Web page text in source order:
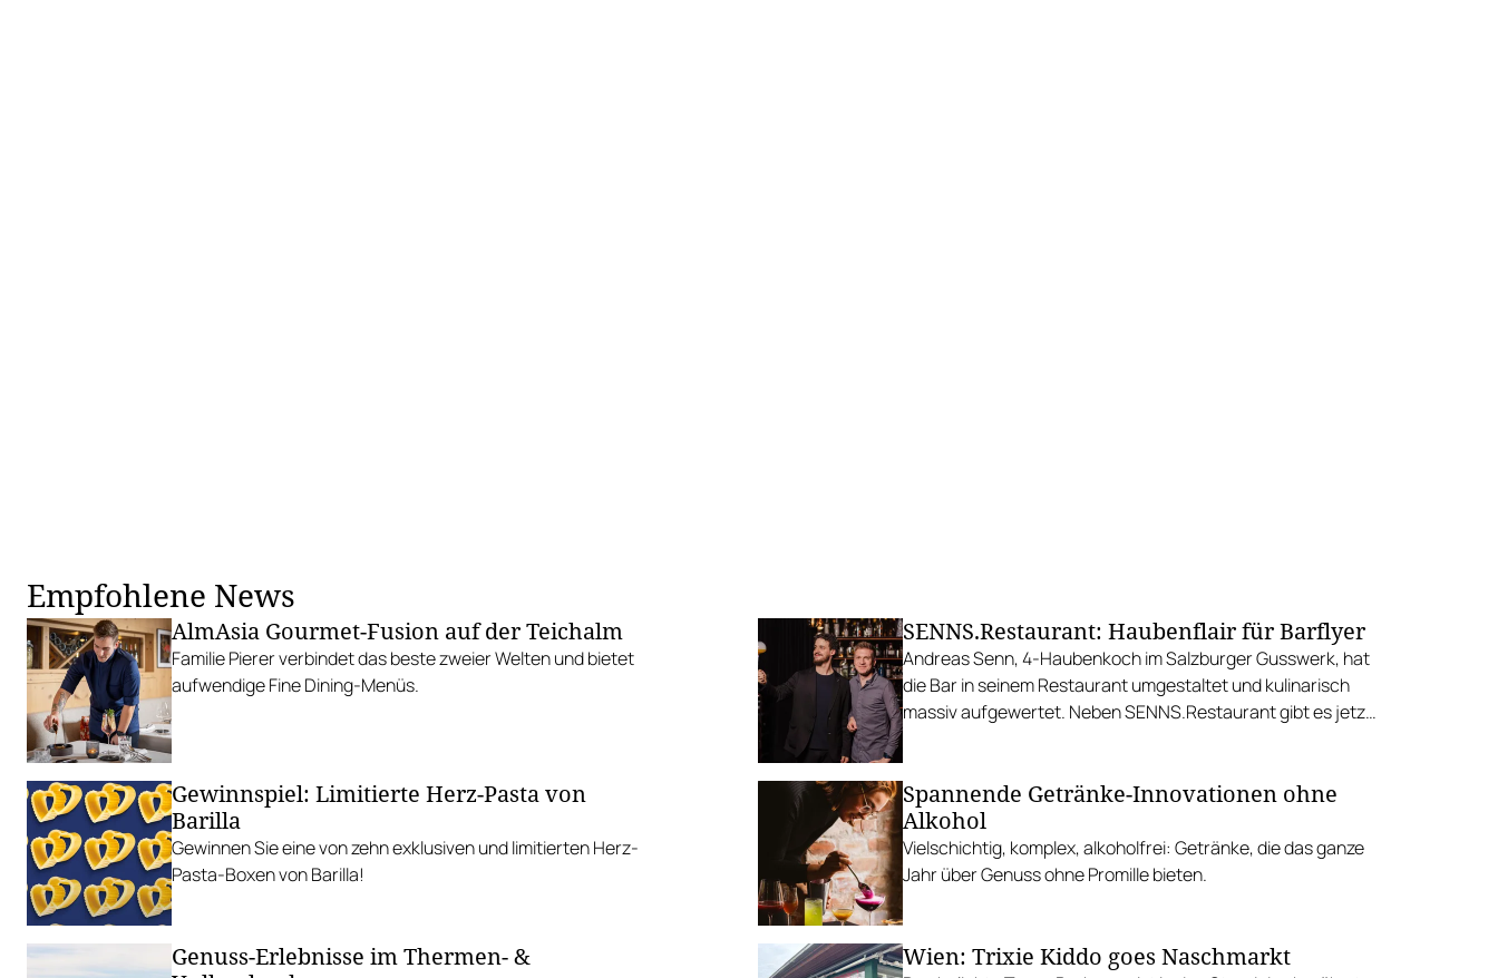
Empfohlene News
AlmAsia Gourmet-Fusion auf der Teichalm
Familie Pierer verbindet das beste zweier Welten und bietet
aufwendige Fine Dining-Menüs.
SENNS.Restaurant: Haubenflair für Barflyer
Andreas Senn, 4-Haubenkoch im Salzburger Gusswerk, hat
die Bar in seinem Restaurant umgestaltet und kulinarisch
massiv aufgewertet. Neben SENNS.Restaurant gibt es jetzt
Gewinnspiel: Limitierte Herz-Pasta von
Barilla
Gewinnen Sie eine von zehn exklusiven und limitierten Herz-
Pasta-Boxen von Barilla!
Spannende Getränke-Innovationen ohne
Alkohol
Vielschichtig, komplex, alkoholfrei: Getränke, die das ganze
Jahr über Genuss ohne Promille bieten.
Genuss-Erlebnisse im Thermen- &
Wien: Trixie Kiddo goes Naschmarkt